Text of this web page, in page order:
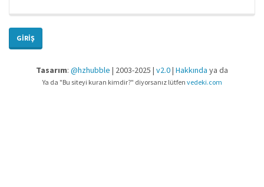
GIRIŞ
Tasarım: @hzhubble | 2003-2025 | v2.0| Hakkında ya da
Ya da "Bu siteyi kuran kimdir?" diyorsanız lütfen vedeki.com